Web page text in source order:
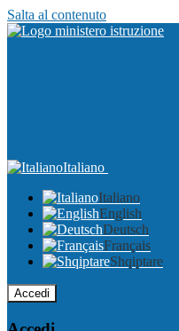
Salta al contenuto
Italiano
Italiano
English
Deutsch
Français
Shqiptare
Accedi